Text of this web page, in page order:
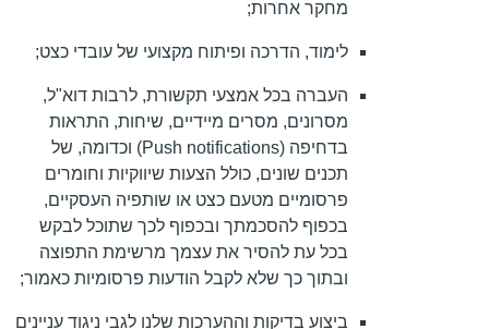
מחקר אחרות;
לימוד, הדרכה ופיתוח מקצועי של עובדי כצט;
העברה בכל אמצעי תקשורת, לרבות דוא"ל,
מסרונים, מסרים מיידיים, שיחות, התראות
בדחיפה (Push notifications) וכדומה, של
תכנים שונים, כולל הצעות שיווקיות וחומרים
פרסומיים מטעם כצט או שותפיה העסקיים,
בכפוף להסכמתך ובכפוף לכך שתוכל לבקש
בכל עת להסיר את עצמך מרשימת התפוצה
ובתוך כך שלא לקבל הודעות פרסומיות כאמור;
ביצוע בדיקות וההערכות שלנו לגבי ניגוד עניינים